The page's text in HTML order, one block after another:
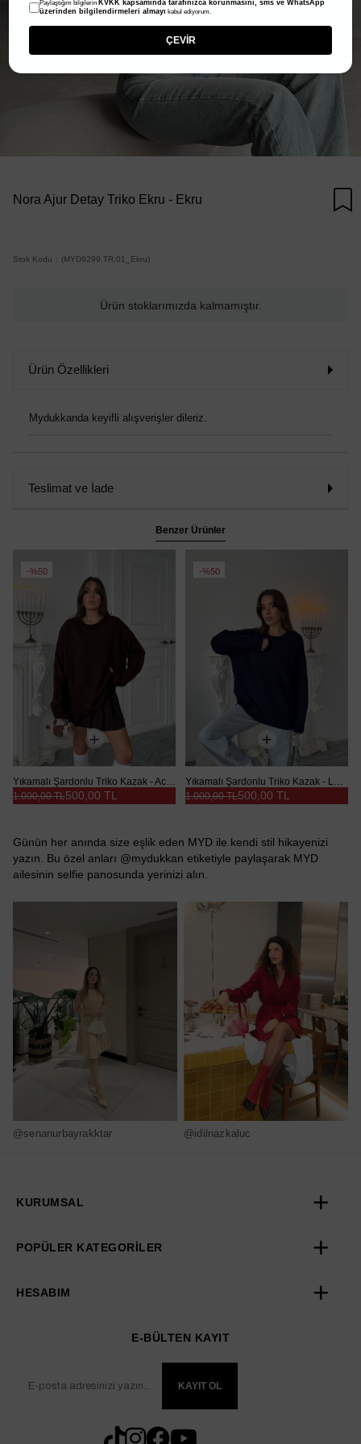
Nora Ajur Detay Triko Ekru - Ekru
Stok Kodu (MYD9299.TR.01_Ekru)
Ürün stoklarımızda kalmamıştır.
Ürün Özellikleri
Mydukkanda keyifli alışverişler dileriz.
Teslimat ve İade
Benzer Ürünler
%50
Yıkamalı Şardonlu Triko Kazak - Acı kahve
500,00 TL
1.000,00 TL
%50
Yıkamalı Şardonlu Triko Kazak - Lacivert
500,00 TL
1.000,00 TL
Günün her anında size eşlik eden MYD ile kendi stil hikayenizi
yazın. Bu özel anları @mydukkan etiketiyle paylaşarak MYD
ailesinin selfie panosunda yerinizi alın.
@senanurbayrakktar @idilnazkaluc
KURUMSAL
POPÜLER KATEGORİLER
HESABIM
E-BÜLTEN KAYIT
KAYIT OL
Paylaştığım bilgilerin KVKK kapsamında tarafınızca korunmasını, sms ve WhatsApp
üzerinden bilgilendirmeleri almayı kabul ediyorum.
ÇEVİR